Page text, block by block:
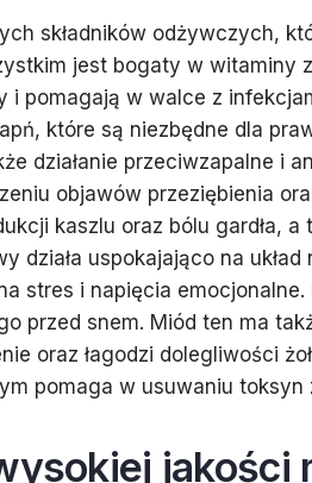
składników odżywczych,
jest bogaty w witaminy
i pomagają w walce z
które są niezbędne dla
działanie przeciwzapalne i
objawów przeziębienia
kaszlu oraz bólu gardła,
działa uspokajająco na
stres i napięcia
przed snem. Miód ten ma
oraz łagodzi dolegliwości
pomaga w usuwaniu toksyn
jakości